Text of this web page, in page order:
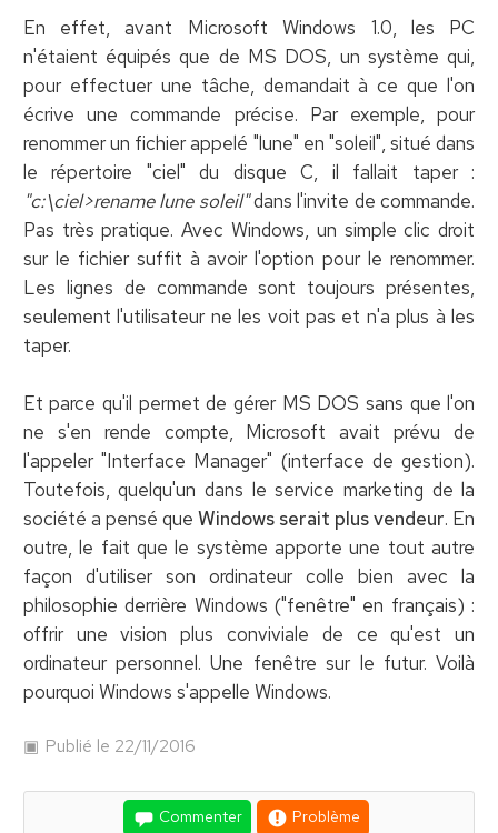
En effet, avant Microsoft Windows 1.0, les PC
n'étaient équipés que de MS DOS, un système qui,
pour effectuer une tâche, demandait à ce que l'on
écrive une commande précise. Par exemple, pour
renommer un fichier appelé "lune" en "soleil", situé dans
le répertoire "ciel" du disque C, il fallait taper :
"c:\ciel>rename lune soleil"dans l'invite de commande.
Pas très pratique. Avec Windows, un simple clic droit
sur le fichier suffit à avoir l'option pour le renommer.
Les lignes de commande sont toujours présentes,
seulement l'utilisateur ne les voit pas et n'a plus à les
taper.
Et parce qu'il permet de gérer MS DOS sans que l'on
ne s'en rende compte, Microsoft avait prévu de
l'appeler "Interface Manager" (interface de gestion).
Toutefois, quelqu'un dans le service marketing de la
société a pensé que Windows serait plus vendeur. En
outre, le fait que le système apporte une tout autre
façon d'utiliser son ordinateur colle bien avec la
philosophie derrière Windows ("fenêtre" en français) :
offrir une vision plus conviviale de ce qu'est un
ordinateur personnel. Une fenêtre sur le futur. Voilà
pourquoi Windows s'appelle Windows.
Publié le 22/11/2016
Commenter Problème